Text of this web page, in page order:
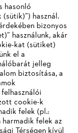
hasonló
használ.
bizonyos
használunk, akár
kat (sütiket)
el a
jelleg
biztosítása, a
cookie-k
felek (pl.:
harmadik felek az